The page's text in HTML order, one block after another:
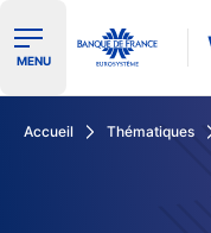
Ouvrir le menu de
MENU
Accueil Thématiques